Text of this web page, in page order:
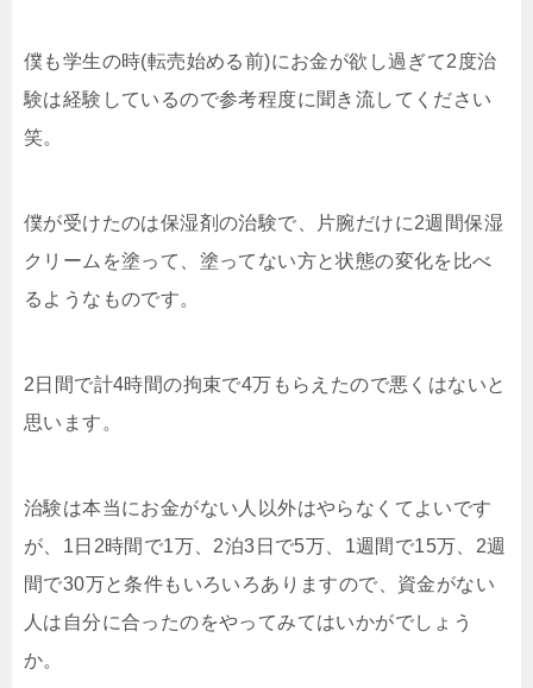
僕も学生の時(転売始める前)にお金が欲し過ぎて2度治
験は経験しているので参考程度に聞き流してください
笑。
僕が受けたのは保湿剤の治験で、片腕だけに2週間保湿
クリームを塗って、塗ってない方と状態の変化を比べ
るようなものです。
2日間で計4時間の拘束で4万もらえたので悪くはないと
思います。
治験は本当にお金がない人以外はやらなくてよいです
が、1日2時間で1万、2泊3日で5万、1週間で15万、2週
間で30万と条件もいろいろありますので、資金がない
人は自分に合ったのをやってみてはいかがでしょう
か。